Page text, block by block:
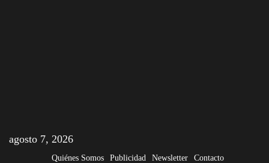
agosto 7, 2026
Quiénes Somos Publicidad Newsletter Contacto